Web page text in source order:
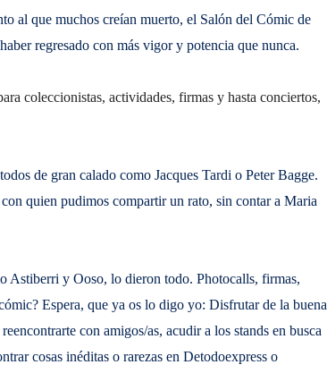
al que muchos creían muerto, el Salón del Cómic de
regresado con más vigor y potencia que nunca.
coleccionistas, actividades, firmas y hasta conciertos,
de gran calado como Jacques Tardi o Peter Bagge.
quien pudimos compartir un rato, sin contar a Maria
Astiberri y Ooso, lo dieron todo. Photocalls, firmas,
Espera, que ya os lo digo yo: Disfrutar de la buena
con amigos/as, acudir a los stands en busca
cosas inéditas o rarezas en Detodoexpress o